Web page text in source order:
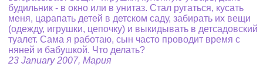
будильник - в окно или в унитаз. Стал ругаться, кусать
меня, царапать детей в детском саду, забирать их вещи
(одежду, игрушки, цепочку) и выкидывать в детсадовский
туалет. Сама я работаю, сын часто проводит время с
няней и бабушкой. Что делать?
23 January 2007, Мария